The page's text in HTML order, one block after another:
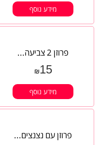
מידע נוסף
פרוזן 2 צביעה...
₪15
מידע נוסף
פרוזן עם נצנצים...